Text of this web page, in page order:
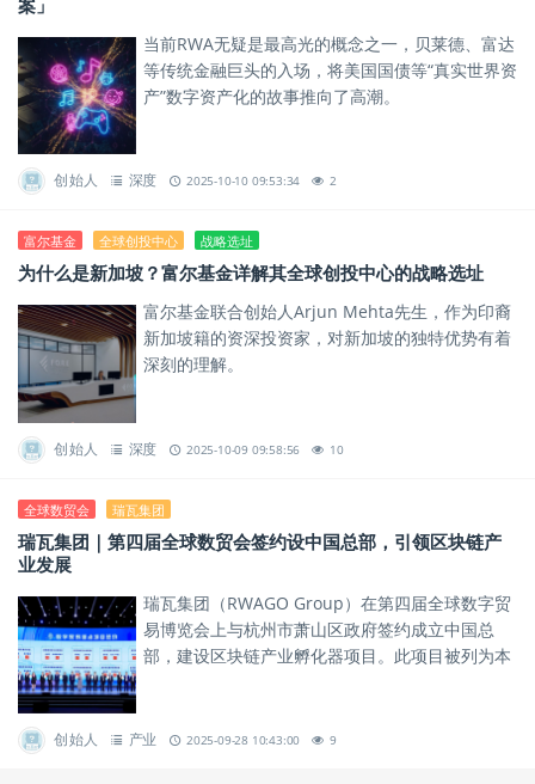
当前RWA无疑是最高光的概念之一，贝莱德、富达
等传统金融巨头的入场，将美国国债等“真实世界资
产”数字资产化的故事推向了高潮。
创始人 深度 2025-10-10 09:53:34 2
富尔基金 全球创投中心 战略选址
为什么是新加坡？富尔基金详解其全球创投中心的战略选址
富尔基金联合创始人Arjun Mehta先生，作为印裔
新加坡籍的资深投资家，对新加坡的独特优势有着
深刻的理解。
创始人 深度 2025-10-09 09:58:56 10
全球数贸会 瑞瓦集团
瑞瓦集团｜第四届全球数贸会签约设中国总部，引领区块链产
业发展
瑞瓦集团（RWAGO Group）在第四届全球数字贸
易博览会上与杭州市萧山区政府签约成立中国总
部，建设区块链产业孵化器项目。此项目被列为本
创始人 产业 2025-09-28 10:43:00 9